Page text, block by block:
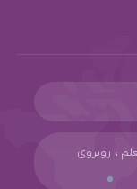
، روبروی